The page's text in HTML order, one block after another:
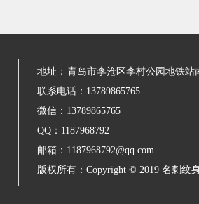
地址： 青岛市李沧区李村公园地铁站
联系电话：13789865765
微信：13789865765
QQ：1187968792
邮箱：1187968792@qq.com
版权所有：Copyright © 2019 名刺纹